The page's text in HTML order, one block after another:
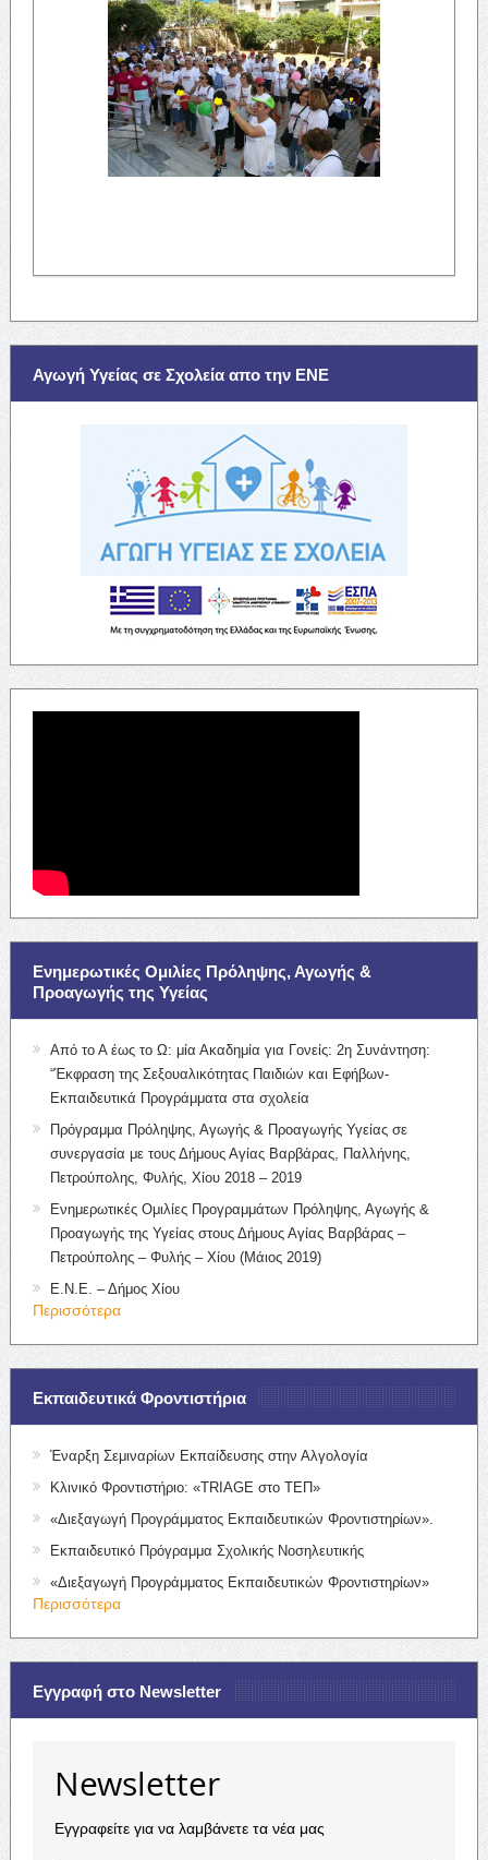
Αγωγή Υγείας σε Σχολεία απο την ΕΝΕ
Ενημερωτικές Ομιλίες Πρόληψης, Αγωγής &
Προαγωγής της Υγείας
Από το Α έως το Ω: μία Ακαδημία για Γονείς: 2η Συνάντηση:
“Έκφραση της Σεξουαλικότητας Παιδιών και Εφήβων-
Εκπαιδευτικά Προγράμματα στα σχολεία
Πρόγραμμα Πρόληψης, Αγωγής & Προαγωγής Υγείας σε
συνεργασία με τους Δήμους Αγίας Βαρβάρας, Παλλήνης,
Πετρούπολης, Φυλής, Χίου 2018 – 2019
Ενημερωτικές Ομιλίες Προγραμμάτων Πρόληψης, Αγωγής &
Προαγωγής της Υγείας στους Δήμους Αγίας Βαρβάρας –
Πετρούπολης – Φυλής – Χίου (Μάιος 2019)
Ε.Ν.Ε. – Δήμος Χίου
Περισσότερα
Εκπαιδευτικά Φροντιστήρια
Έναρξη Σεμιναρίων Εκπαίδευσης στην Αλγολογία
Κλινικό Φροντιστήριο: «TRIAGE στο ΤΕΠ»
«Διεξαγωγή Προγράμματος Εκπαιδευτικών Φροντιστηρίων».
Εκπαιδευτικό Πρόγραμμα Σχολικής Νοσηλευτικής
«Διεξαγωγή Προγράμματος Εκπαιδευτικών Φροντιστηρίων»
Περισσότερα
Εγγραφή στο Newsletter
Newsletter
Εγγραφείτε για να λαμβάνετε τα νέα μας